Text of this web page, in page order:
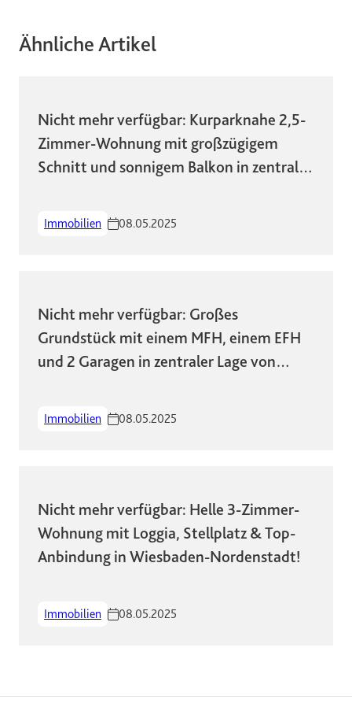
Ähnliche Artikel
Nicht mehr verfügbar: Kurparknahe 2,5-
Zimmer-Wohnung mit großzügigem
Schnitt und sonnigem Balkon in zentraler
Immobilien 08.05.2025
Nicht mehr verfügbar: Großes
Grundstück mit einem MFH, einem EFH
und 2 Garagen in zentraler Lage von
Immobilien 08.05.2025
Nicht mehr verfügbar: Helle 3-Zimmer-
Wohnung mit Loggia, Stellplatz & Top-
Anbindung in Wiesbaden-Nordenstadt!
Immobilien 08.05.2025